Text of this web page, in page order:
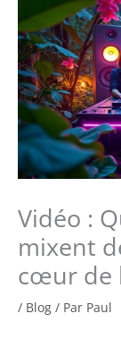
Vidéo :
mixent
cœur de
/ Blog / Par Paul